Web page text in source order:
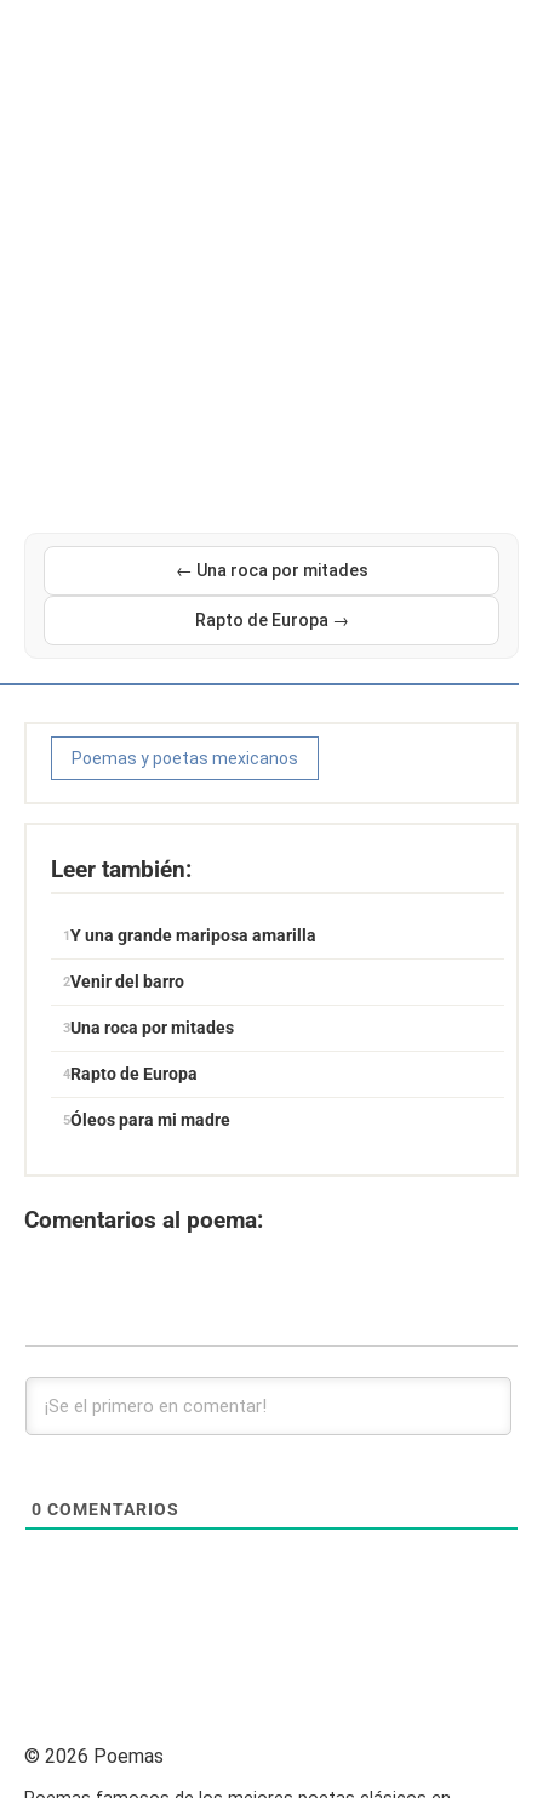
← Una roca por mitades
Rapto de Europa →
Poemas y poetas mexicanos
Leer también:
Y una grande mariposa amarilla
Venir del barro
Una roca por mitades
Rapto de Europa
Óleos para mi madre
Comentarios al poema:
0 COMENTARIOS
© 2026 Poemas